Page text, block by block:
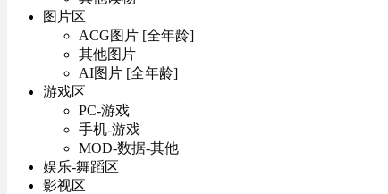
图片区
ACG图片 [全年龄]
其他图片
AI图片 [全年龄]
游戏区
PC-游戏
手机-游戏
MOD-数据-其他
娱乐-舞蹈区
影视区